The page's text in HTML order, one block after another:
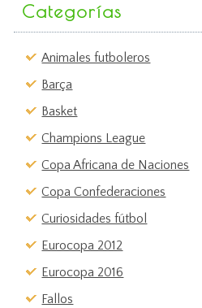
Categorías
Animales futboleros
Barça
Basket
Champions League
Copa Africana de Naciones
Copa Confederaciones
Curiosidades fútbol
Eurocopa 2012
Eurocopa 2016
Fallos